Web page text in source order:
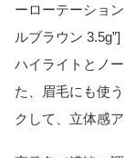
ーローテーショ
ルブラウン 3.5g”]
ハイライトとノ
た、眉毛にも使
クして、立体感